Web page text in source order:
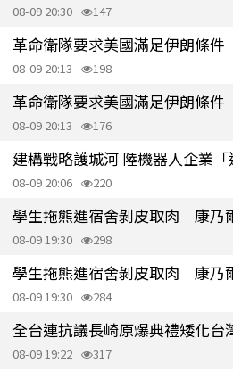
08-09 20:30 147
08-09 20:13 198
08-09 20:13 176
建構戰略護城河 陸機器人企業
08-09 20:06 220
08-09 19:30 298
08-09 19:30 284
全台連抗議長崎原爆典禮矮化台
08-09 19:22 317